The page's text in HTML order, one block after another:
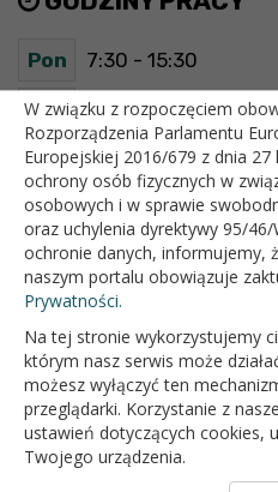
Pon 7:30 - 15:30
Wt 7:30 - 15:30
Śr 7:30 - 15:30
Czw 7:30 - 15:30
Pt 7:30 - 15:30
OFICJALNY SERWIS
W związku z rozpoczęciem
Rozporządzenia Parlamentu
Europejskiej 2016/679 z dnia
ochrony osób fizycznych w
osobowych i w sprawie
oraz uchylenia dyrektywy 95/
ochronie danych, informujemy,
naszym portalu obowiązuje
Prywatności.
Na tej stronie wykorzystujemy
którym nasz serwis może
możesz wyłączyć ten
przeglądarki. Korzystanie z
ustawień dotyczących cookies,
Twojego urządzenia.